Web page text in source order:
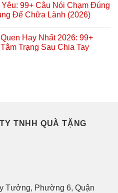
99+ Câu Nói Chạm Đúng
Để Chữa Lành (2026)
Hay Nhất 2026: 99+
Trạng Sau Chia Tay
TNHH QUÀ TẶNG
Tưởng, Phường 6, Quận